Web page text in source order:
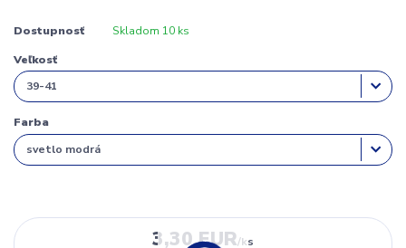
Dostupnosť Skladom 10 ks
Veľkosť
Farba
3,30 EUR/ks